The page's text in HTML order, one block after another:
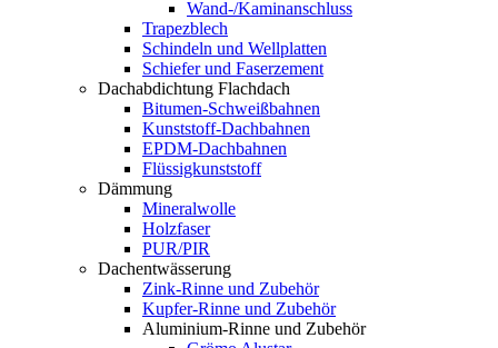
Wand-/Kaminanschluss
Trapezblech
Schindeln und Wellplatten
Schiefer und Faserzement
Dachabdichtung Flachdach
Bitumen-Schweißbahnen
Kunststoff-Dachbahnen
EPDM-Dachbahnen
Flüssigkunststoff
Dämmung
Mineralwolle
Holzfaser
PUR/PIR
Dachentwässerung
Zink-Rinne und Zubehör
Kupfer-Rinne und Zubehör
Aluminium-Rinne und Zubehör